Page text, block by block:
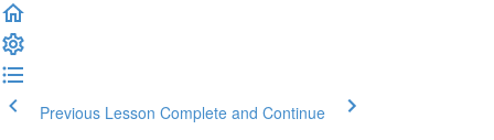
Previous Lesson Complete and Continue